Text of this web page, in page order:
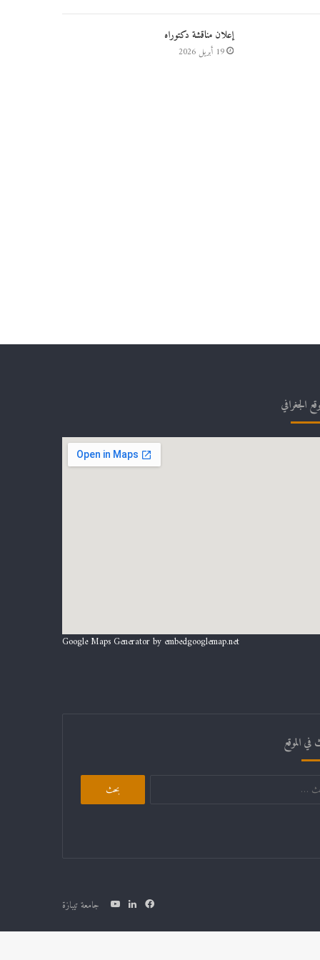
إعلان مناقشة دكتوراه
19 أبريل 2026
الجغرافي
Google Maps Generator by embedgooglemap.net
الموقع
البحث
جامعة تيبازة فيسبوكلينكدإنيوتيوب